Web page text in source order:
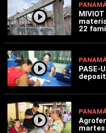
22
PASE-